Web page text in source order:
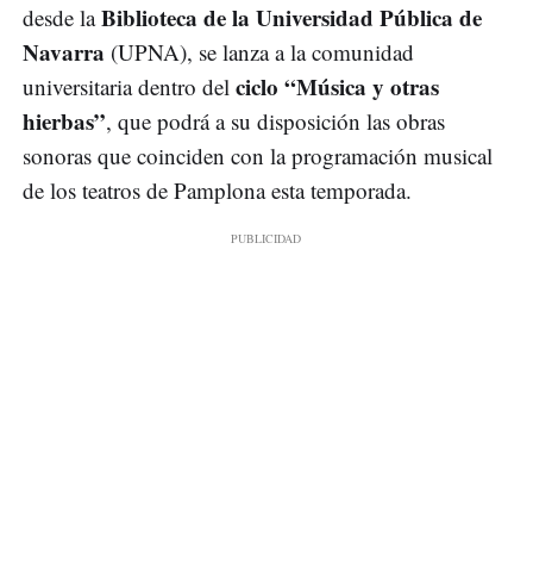
desde laBiblioteca de la Universidad Pública de
Navarra (UPNA), se lanza a la comunidad
universitaria dentro del ciclo “Música y otras
hierbas”, que podrá a su disposición las obras
sonoras que coinciden con la programación musical
de los teatros de Pamplona esta temporada.